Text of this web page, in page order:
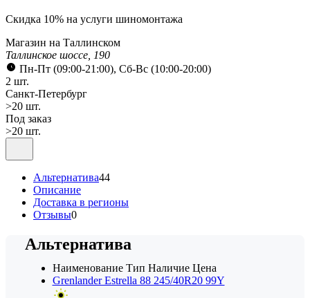
Cкидка 10% на услуги шиномонтажа
Магазин на Таллинском
Таллинское шоссе, 190
Пн-Пт (09:00-21:00), Сб-Вс (10:00-20:00)
2 шт.
Санкт-Петербург
>20 шт.
Под заказ
>20 шт.
Альтернатива44
Описание
Доставка в регионы
Отзывы0
Альтернатива
Наименование Тип Наличие Цена
Grenlander Estrella 88 245/40R20 99Y